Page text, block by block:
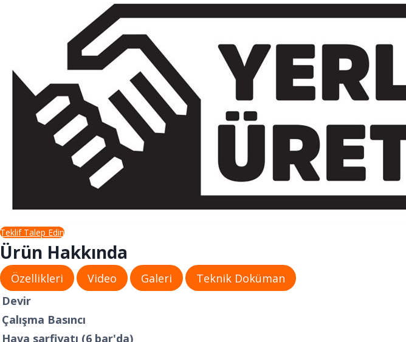
Teklif Talep Edin
Ürün Hakkında
Özellikleri Video Galeri
Teknik Doküman
Devir
Çalışma Basıncı
Hava sarfiyatı (6 bar'da)